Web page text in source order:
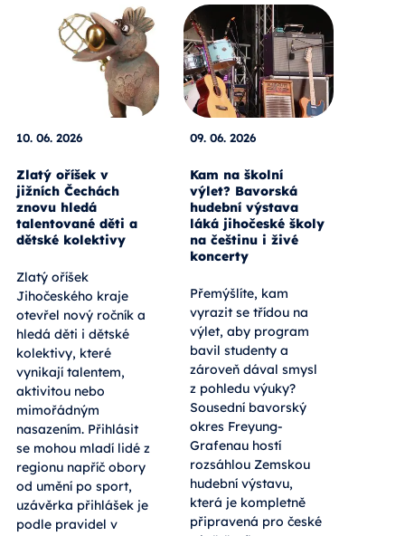
10. 06. 2026
Zlatý oříšek v
jižních Čechách
znovu hledá
talentované děti a
dětské kolektivy
Zlatý oříšek
Jihočeského kraje
otevřel nový ročník a
hledá děti i dětské
kolektivy, které
vynikají talentem,
aktivitou nebo
mimořádným
nasazením. Přihlásit
se mohou mladí lidé z
regionu napříč obory
od umění po sport,
uzávěrka přihlášek je
podle pravidel v
09. 06. 2026
Kam na školní
výlet? Bavorská
hudební výstava
láká jihočeské školy
na češtinu i živé
koncerty
Přemýšlíte, kam
vyrazit se třídou na
výlet, aby program
bavil studenty a
zároveň dával smysl
z pohledu výuky?
Sousední bavorský
okres Freyung-
Grafenau hostí
rozsáhlou Zemskou
hudební výstavu,
která je kompletně
připravená pro české